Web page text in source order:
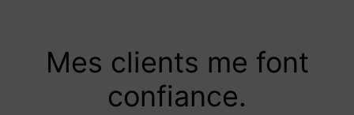
Mes clients me font
confiance.